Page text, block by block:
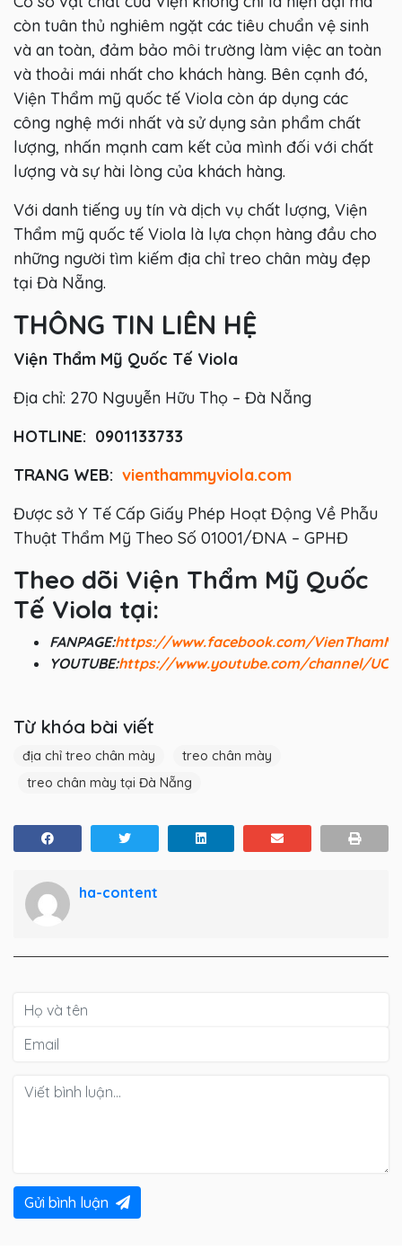
còn tuân thủ nghiêm ngặt các tiêu chuẩn vệ sinh
và an toàn, đảm bảo môi trường làm việc an toàn
và thoải mái nhất cho khách hàng. Bên cạnh đó,
Viện Thẩm mỹ quốc tế Viola còn áp dụng các
công nghệ mới nhất và sử dụng sản phẩm chất
lượng, nhấn mạnh cam kết của mình đối với chất
lượng và sự hài lòng của khách hàng.
Với danh tiếng uy tín và dịch vụ chất lượng, Viện
Thẩm mỹ quốc tế Viola là lựa chọn hàng đầu cho
những người tìm kiếm địa chỉ treo chân mày đẹp
tại Đà Nẵng.
THÔNG TIN LIÊN HỆ
Viện Thẩm Mỹ Quốc Tế Viola
Địa chỉ: 270 Nguyễn Hữu Thọ – Đà Nẵng
HOTLINE: 0901133733
TRANG WEB: vienthammyviola.com
Được sở Y Tế Cấp Giấy Phép Hoạt Động Về Phẫu
Thuật Thẩm Mỹ Theo Số 01001/ĐNA – GPHĐ
Theo dõi Viện Thẩm Mỹ Quốc
Tế Viola tại:
FANPAGE:https://www.facebook.com/
YOUTUBE:https://www.youtube.com/channel/
Từ khóa bài viết
địa chỉ treo chân mày
treo chân mày
treo chân mày tại Đà Nẵng
ha-content
Gửi bình luận